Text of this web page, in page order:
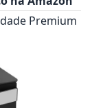
Premium